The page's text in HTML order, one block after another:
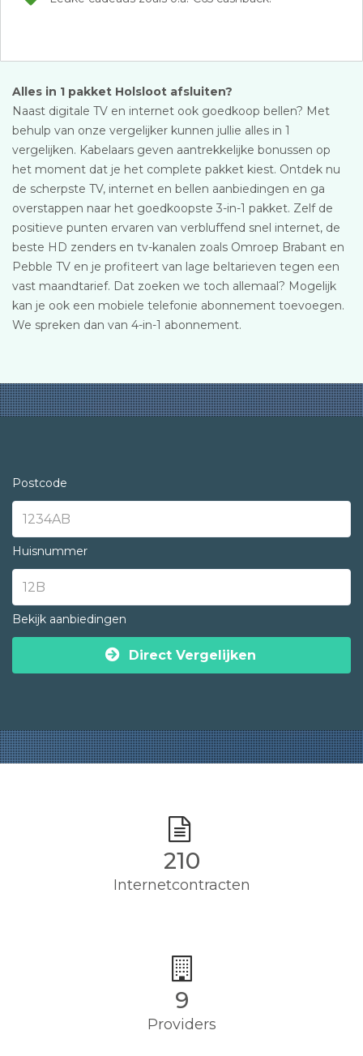
Alles in 1 pakket Holsloot afsluiten?
Naast digitale TV en internet ook goedkoop bellen? Met
behulp van onze vergelijker kunnen jullie alles in 1
vergelijken. Kabelaars geven aantrekkelijke bonussen op
het moment dat je het complete pakket kiest. Ontdek nu
de scherpste TV, internet en bellen aanbiedingen en ga
overstappen naar het goedkoopste 3-in-1 pakket. Zelf de
positieve punten ervaren van verbluffend snel internet, de
beste HD zenders en tv-kanalen zoals Omroep Brabant en
Pebble TV en je profiteert van lage beltarieven tegen een
vast maandtarief. Dat zoeken we toch allemaal? Mogelijk
kan je ook een mobiele telefonie abonnement toevoegen.
We spreken dan van 4-in-1 abonnement.
Postcode
Huisnummer
Bekijk aanbiedingen
Direct Vergelijken
210
Internetcontracten
9
Providers